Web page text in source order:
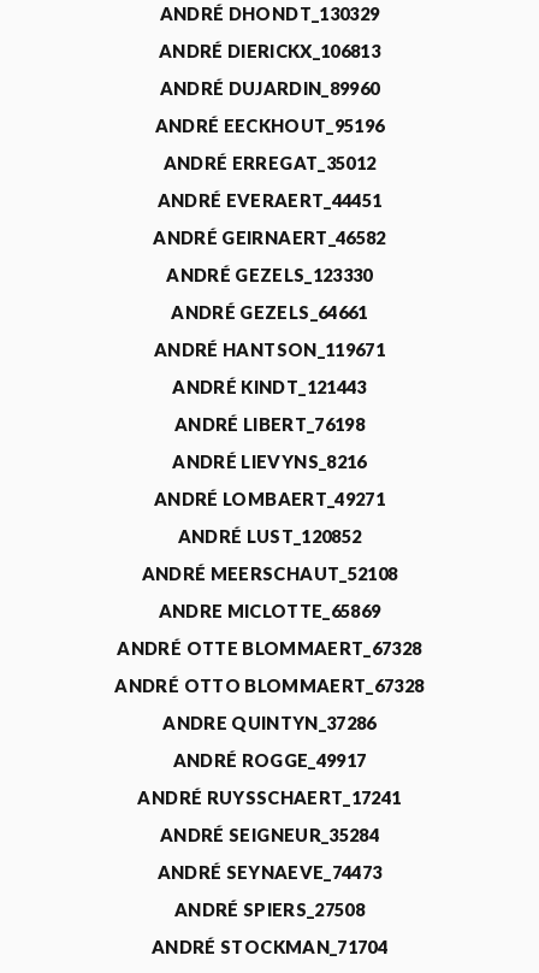
ANDRÉ DHONDT_130329
ANDRÉ DIERICKX_106813
ANDRÉ DUJARDIN_89960
ANDRÉ EECKHOUT_95196
ANDRÉ ERREGAT_35012
ANDRÉ EVERAERT_44451
ANDRÉ GEIRNAERT_46582
ANDRÉ GEZELS_123330
ANDRÉ GEZELS_64661
ANDRÉ HANTSON_119671
ANDRÉ KINDT_121443
ANDRÉ LIBERT_76198
ANDRÉ LIEVYNS_8216
ANDRÉ LOMBAERT_49271
ANDRÉ LUST_120852
ANDRÉ MEERSCHAUT_52108
ANDRE MICLOTTE_65869
ANDRÉ OTTE BLOMMAERT_67328
ANDRÉ OTTO BLOMMAERT_67328
ANDRE QUINTYN_37286
ANDRÉ ROGGE_49917
ANDRÉ RUYSSCHAERT_17241
ANDRÉ SEIGNEUR_35284
ANDRÉ SEYNAEVE_74473
ANDRÉ SPIERS_27508
ANDRÉ STOCKMAN_71704